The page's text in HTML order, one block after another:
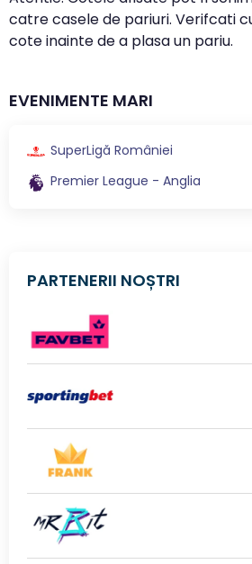
catre casele de pariuri. Verifcati
cote inainte de a plasa un pariu.
EVENIMENTE MARI
SuperLigă României
Premier League - Anglia
PARTENERII NOȘTRI